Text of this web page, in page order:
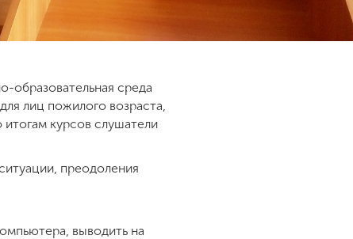
образовательная среда
лиц пожилого возраста,
курсов слушатели
преодоления
выводить на